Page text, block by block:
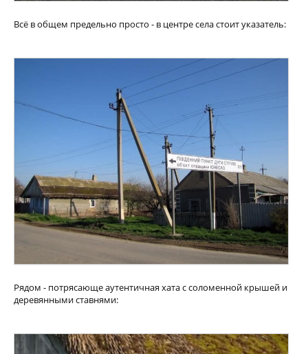
Всё в общем предельно просто - в центре села стоит указатель:
Рядом - потрясающе аутентичная хата с соломенной крышей и
деревянными ставнями: